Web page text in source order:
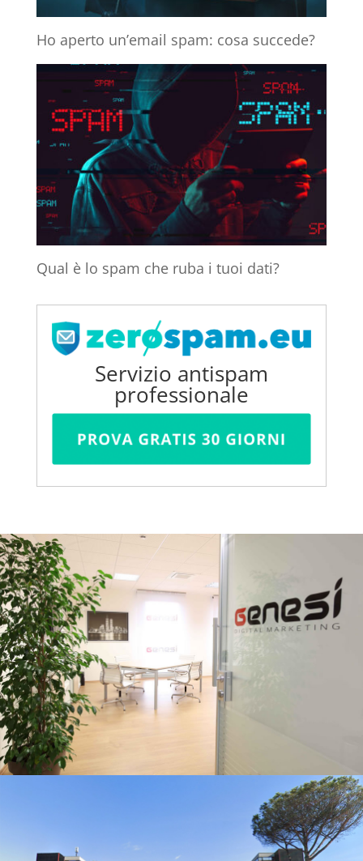
Ho aperto un’email spam: cosa succede?
Qual è lo spam che ruba i tuoi dati?
Servizio antispam
professionale